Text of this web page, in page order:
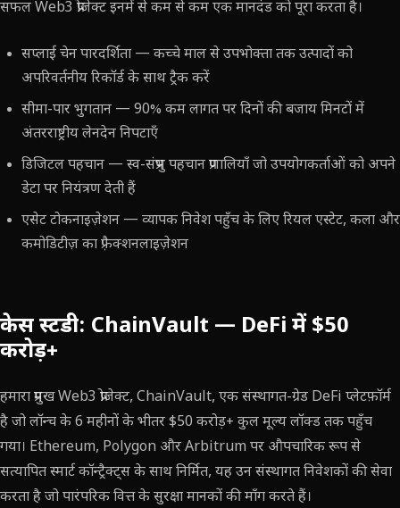
सफल Web3 प्रोजेक्ट इनमें से कम से कम एक मानदंड को पूरा करता है।
सप्लाई चेन पारदर्शिता — कच्चे माल से उपभोक्ता तक उत्पादों को
अपरिवर्तनीय रिकॉर्ड के साथ ट्रैक करें
सीमा-पार भुगतान — 90% कम लागत पर दिनों की बजाय मिनटों में
अंतरराष्ट्रीय लेनदेन निपटाएँ
डिजिटल पहचान — स्व-संप्रभु पहचान प्रणालियाँ जो उपयोगकर्ताओं को अपने
डेटा पर नियंत्रण देती हैं
एसेट टोकनाइज़ेशन — व्यापक निवेश पहुँच के लिए रियल एस्टेट, कला और
कमोडिटीज़ का फ़्रैक्शनलाइज़ेशन
केस स्टडी: ChainVault — DeFi में $50
करोड़+
हमारा प्रमुख Web3 प्रोजेक्ट, ChainVault, एक संस्थागत-ग्रेड DeFi प्लेटफ़ॉर्म
है जो लॉन्च के 6 महीनों के भीतर $50 करोड़+ कुल मूल्य लॉक्ड तक पहुँच
गया। Ethereum, Polygon और Arbitrum पर औपचारिक रूप से
सत्यापित स्मार्ट कॉन्ट्रैक्ट्स के साथ निर्मित, यह उन संस्थागत निवेशकों की सेवा
करता है जो पारंपरिक वित्त के सुरक्षा मानकों की माँग करते हैं।